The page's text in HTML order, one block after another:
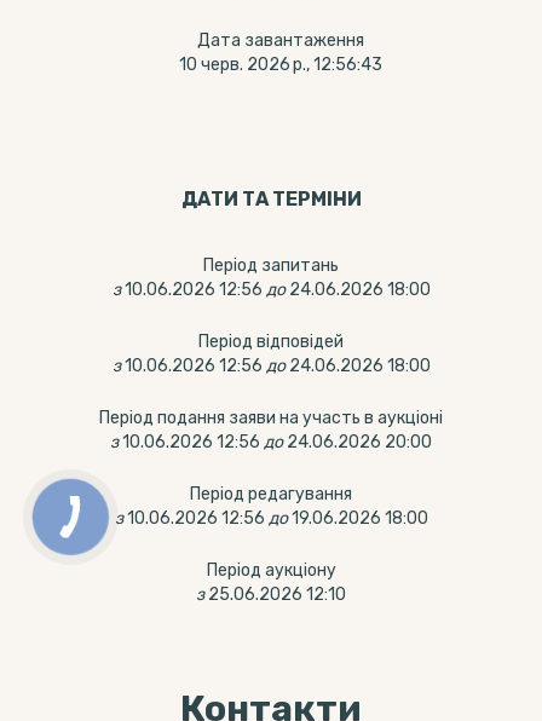
Дата завантаження
10 черв. 2026 р., 12:56:43
ДАТИ ТА ТЕРМIНИ
Період запитань
з 10.06.2026 12:56 до 24.06.2026 18:00
Період відповідей
з 10.06.2026 12:56 до 24.06.2026 18:00
Період подання заяви на участь в аукціоні
з10.06.2026 12:56 до 24.06.2026 20:00
Період редагування
з 10.06.2026 12:56 до 19.06.2026 18:00
Період аукціону
з 25.06.2026 12:10
Контакти